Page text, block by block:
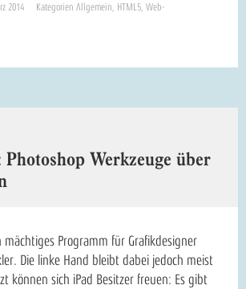
2014 Kategorien Allgemein HTML5 Web-
Photoshop Werkzeuge über
mächtiges Programm für Grafikdesigner
Die linke Hand bleibt dabei jedoch meist
können sich iPad Besitzer freuen: Es gibt